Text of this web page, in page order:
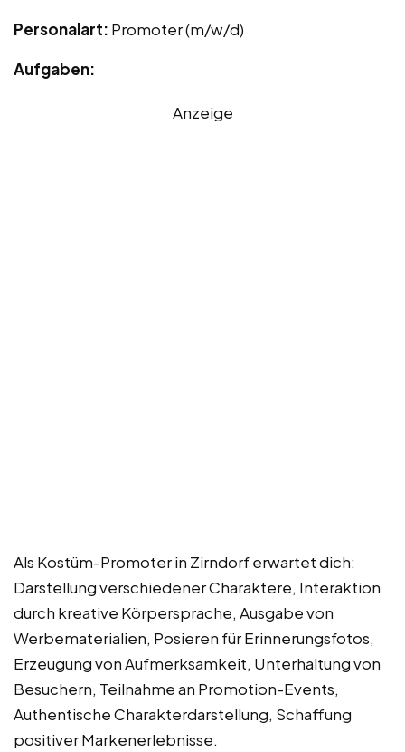
Personalart: Promoter (m/w/d)
Aufgaben:
Anzeige
Als Kostüm-Promoter in Zirndorf erwartet dich:
Darstellung verschiedener Charaktere, Interaktion
durch kreative Körpersprache, Ausgabe von
Werbematerialien, Posieren für Erinnerungsfotos,
Erzeugung von Aufmerksamkeit, Unterhaltung von
Besuchern, Teilnahme an Promotion-Events,
Authentische Charakterdarstellung, Schaffung
positiver Markenerlebnisse.